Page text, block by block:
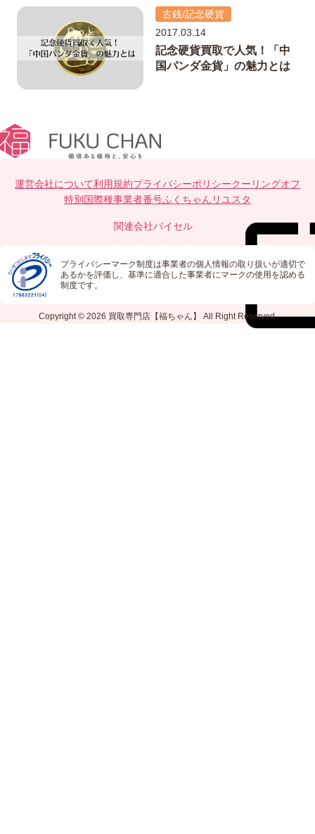
古銭/記念硬貨
2017.03.14
記念硬貨買取で人気！「中
国パンダ金貨」の魅力とは
運営会社について利用規約プライバシーポリシークーリングオフ
特別国際種事業者番号ふくちゃんリユスタ
関連会社バイセル
プライバシーマーク制度は事業者の個人情報の取り扱いが適切で
あるかを評価し、基準に適合した事業者にマークの使用を認める
制度です。
Copyright © 2026 買取専門店【福ちゃん】 All Right Reserved.